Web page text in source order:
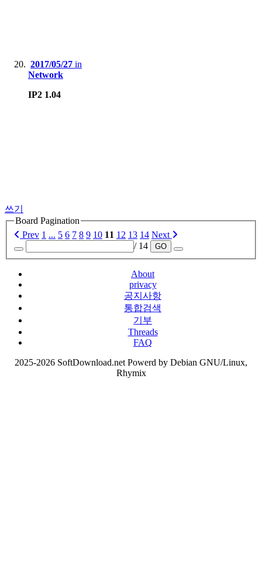
2017/05/27 in
Network
IP2 1.04
쓰기
Board Pagination
Prev 1 ... 5 6 7 8 9 10 11 12 13 14 Next
/ 14
GO
About
privacy
공지사항
통합검색
기부
Threads
FAQ
2025-2026 SoftDownload.net Powerd by Debian GNU/Linux,
Rhymix